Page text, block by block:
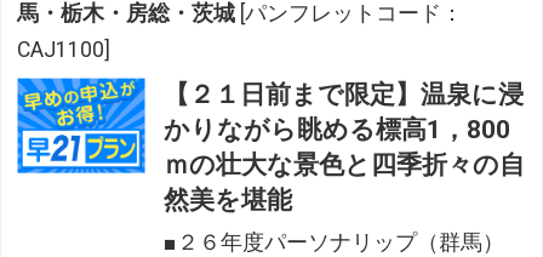
馬・栃木・房総・茨城 [パンフレットコード：
CAJ1100]
【２１日前まで限定】温泉に浸
かりながら眺める標高1，800
ｍの壮大な景色と四季折々の自
然美を堪能
■２６年度パーソナリップ（群馬）